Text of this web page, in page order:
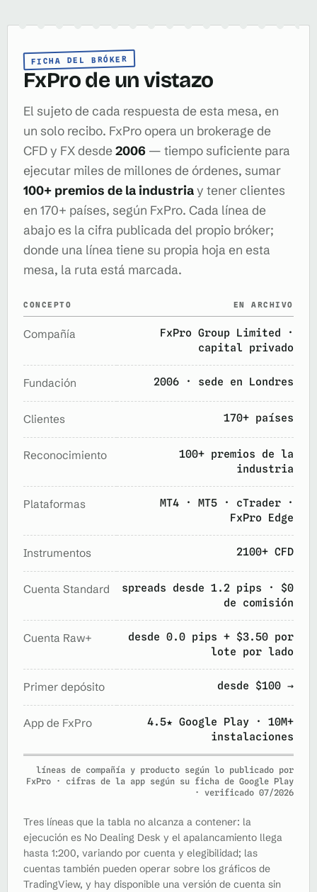
FICHA DEL BRÓKER
FxPro de un vistazo
El sujeto de cada respuesta de esta mesa, en
un solo recibo. FxPro opera un brokerage de
CFD y FX desde2006 — tiempo suficiente para
ejecutar miles de millones de órdenes, sumar
100+ premios de la industriay tener clientes
en 170+ países, según FxPro. Cada línea de
abajo es la cifra publicada del propio bróker;
donde una línea tiene su propia hoja en esta
mesa, la ruta está marcada.
CONCEPTO EN ARCHIVO
Compañía
FxPro Group Limited ·
capital privado
Fundación 2006 · sede en Londres
Clientes 170+ países
Reconocimiento
100+ premios de la
industria
Plataformas
MT4 · MT5 · cTrader ·
FxPro Edge
Instrumentos 2100+ CFD
Cuenta Standard
spreads desde 1.2 pips · $0
de comisión
Cuenta Raw+
desde 0.0 pips + $3.50 por
lote por lado
Primer depósito desde $100 →
App de FxPro
4.5★ Google Play · 10M+
instalaciones
líneas de compañía y producto según lo publicado por
FxPro · cifras de la app según su ficha de Google Play
· verificado 07/2026
Tres líneas que la tabla no alcanza a contener: la
ejecución es No Dealing Desk y el apalancamiento llega
hasta 1:200, variando por cuenta y elegibilidad; las
cuentas también pueden operar sobre los gráficos de
TradingView, y hay disponible una versión de cuenta sin